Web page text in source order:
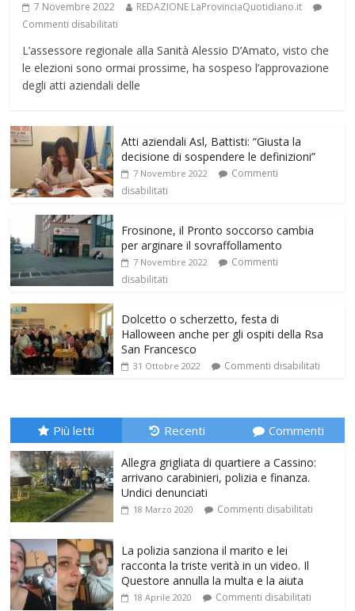
7 Novembre 2022
REDAZIONE LaProvinciaQuotidiano.it
Commenti disabilitati
L’assessore regionale alla Sanità Alessio D’Amato, visto che
le elezioni sono ormai prossime, ha sospeso l’approvazione
degli atti aziendali delle
Atti aziendali Asl, Battisti: “Giusta la
decisione di sospendere le definizioni”
7 Novembre 2022
Commenti
disabilitati
Frosinone, il Pronto soccorso cambia
per arginare il sovraffollamento
7 Novembre 2022
Commenti
disabilitati
Dolcetto o scherzetto, festa di
Halloween anche per gli ospiti della Rsa
San Francesco
31 Ottobre 2022 Commenti disabilitati
Più letti Recenti Commenti
Allegra grigliata di quartiere a Cassino:
arrivano carabinieri, polizia e finanza.
Undici denunciati
18 Marzo 2020 Commenti disabilitati
La polizia sanziona il marito e lei
racconta la triste verità in un video. Il
Questore annulla la multa e la aiuta
18 Aprile 2020 Commenti disabilitati